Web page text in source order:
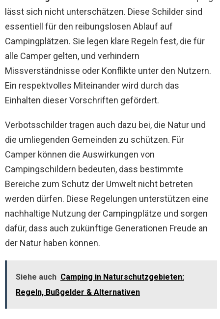
lässt sich nicht unterschätzen. Diese Schilder sind
essentiell für den reibungslosen Ablauf auf
Campingplätzen. Sie legen klare Regeln fest, die für
alle Camper gelten, und verhindern
Missverständnisse oder Konflikte unter den Nutzern.
Ein respektvolles Miteinander wird durch das
Einhalten dieser Vorschriften gefördert.
Verbotsschilder tragen auch dazu bei, die Natur und
die umliegenden Gemeinden zu schützen. Für
Camper können die Auswirkungen von
Campingschildern bedeuten, dass bestimmte
Bereiche zum Schutz der Umwelt nicht betreten
werden dürfen. Diese Regelungen unterstützen eine
nachhaltige Nutzung der Campingplätze und sorgen
dafür, dass auch zukünftige Generationen Freude an
der Natur haben können.
Siehe auch Camping in Naturschutzgebieten:
Regeln, Bußgelder & Alternativen